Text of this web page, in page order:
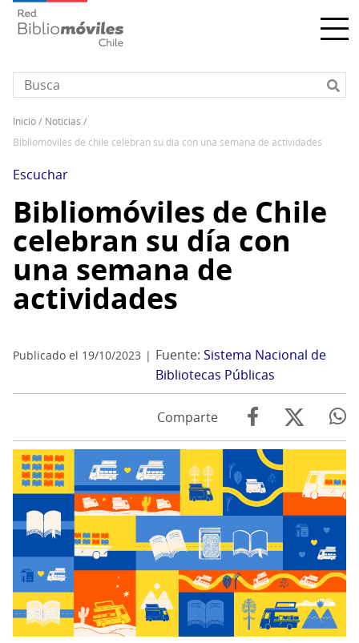
Pasar
principal
Sobrescribir
de
ayuda
a
la
navegación
inicio
noticias
bibliomóviles de chile celebran su día con una semana de actividades
Escuchar
Bibliomóviles de Chile
celebran su día con
una semana de
actividades
Publicado el 19/10/2023 Fuente: Sistema Nacional de
Bibliotecas Públicas
Comparte